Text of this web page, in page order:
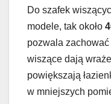
Do szafek
modele, tak około
pozwala
wiszące dają
powiększają
w mniejszych